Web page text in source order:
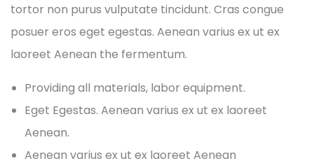
tortor non purus vulputate tincidunt. Cras congue
posuer eros eget egestas. Aenean varius ex ut ex
laoreet Aenean the fermentum.
Providing all materials, labor equipment.
Eget Egestas. Aenean varius ex ut ex laoreet
Aenean.
Aenean varius ex ut ex laoreet Aenean